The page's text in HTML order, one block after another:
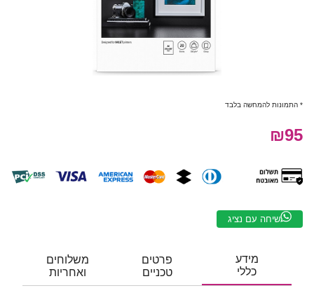
* התמונות להמחשה בלבד
₪95
שיחה עם נציג
מידע
כללי
פרטים
טכניים
משלוחים
ואחריות